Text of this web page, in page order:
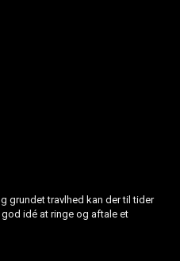
grundet travlhed kan der til tider
idé at ringe og aftale et